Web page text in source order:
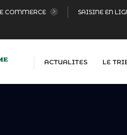
COMMERCE SAISINE EN
ACTUALITES LE